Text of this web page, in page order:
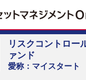
リスクコントロー
ァンド
愛称：マイスタート